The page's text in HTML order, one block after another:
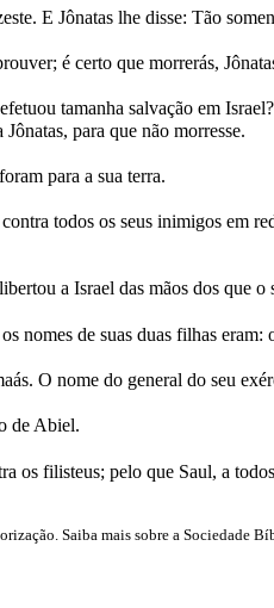
E Jônatas lhe disse: Tão
é certo que morrerás,
tamanha salvação em
para que não morresse.
para a sua terra.
todos os seus inimigos em
a Israel das mãos dos que o
nomes de suas duas filhas
O nome do general do seu
de Abiel.
os filisteus; pelo que Saul, a
Saiba mais sobre a Sociedade